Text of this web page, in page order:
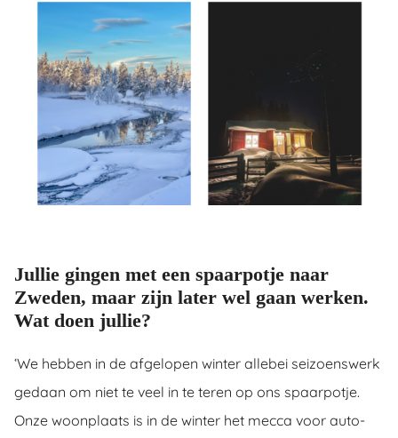
Jullie gingen met een spaarpotje naar
Zweden, maar zijn later wel gaan werken.
Wat doen jullie?
‘We hebben in de afgelopen winter allebei seizoenswerk
gedaan om niet te veel in te teren op ons spaarpotje.
Onze woonplaats is in de winter het mecca voor auto-